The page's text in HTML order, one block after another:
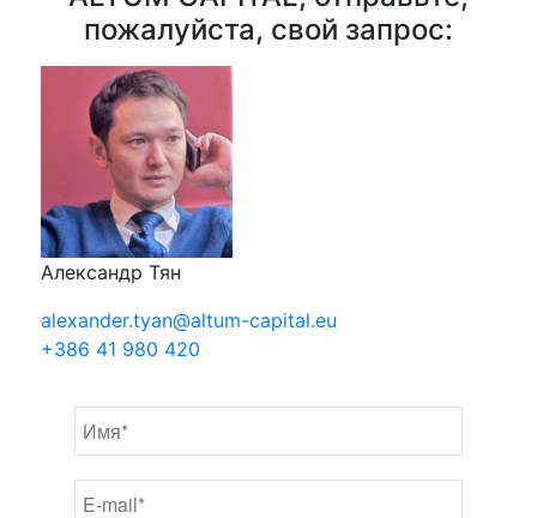
пожалуйста, свой запрос:
Александр Тян
alexander.tyan@altum-capital.eu
+386 41 980 420